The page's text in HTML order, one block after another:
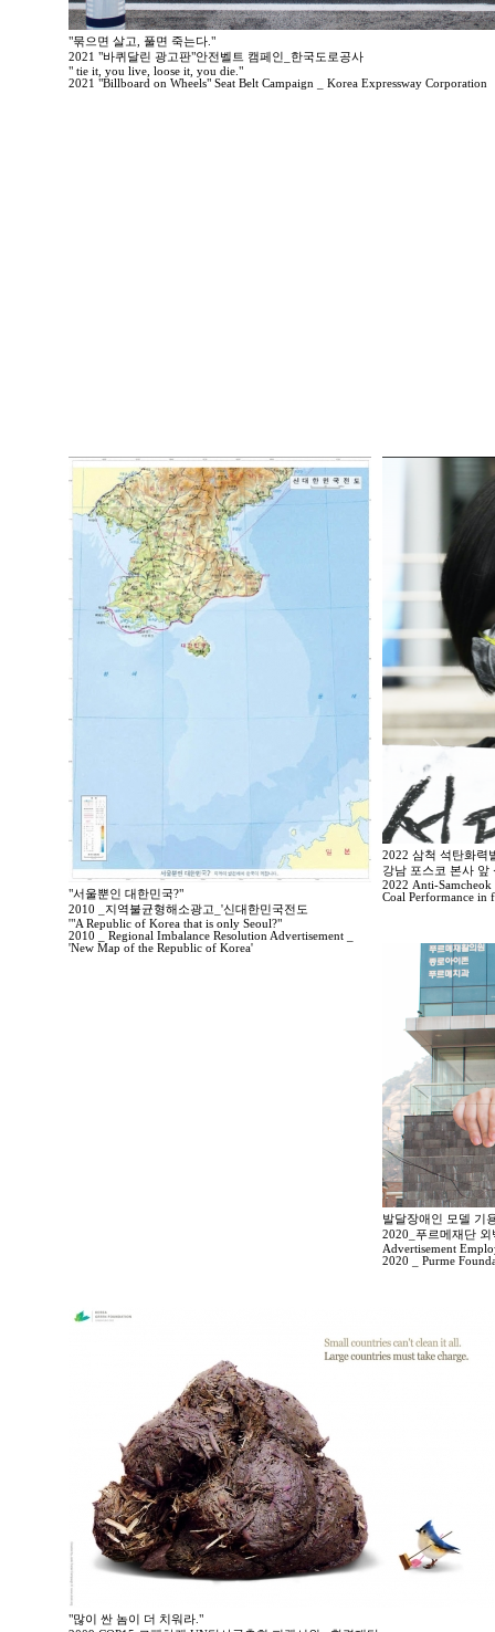
"묶으면 살고, 풀면 죽는다."
2021 "바퀴달린 광고판"안전벨트 캠페인_한국도로공사
" tie it, you live, loose it, you die."
2021 "Billboard on Wheels" Seat Belt Campaign _ Korea Expressway Corporation
"서울뿐인 대한민국?"
2010 _지역불균형해소광고_'신대한민국전도
'"A Republic of Korea that is only Seoul?"
2010 _ Regional Imbalance Resolution Advertisement _
'New Map of the Republic of Korea'
2022 삼척 석탄화력
강남 포스코 본사 앞
2022 Anti-Samcheok
Coal Performance in
발달장애인 모델 기
2020_푸르메재단
Advertisement
2020 _ Purme
"많이 싼 놈이 더 치워라."